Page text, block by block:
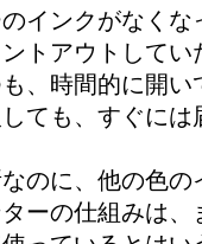
インクがなく
トアウトして
、時間的に開
ても、すぐに
のに、他の色
ーの仕組みは